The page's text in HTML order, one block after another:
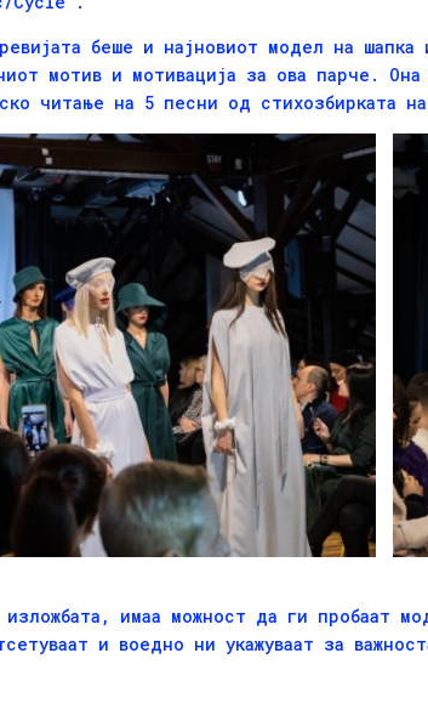
беше и најновиот модел на
мотив и мотивација за ова парче.
читање на 5 песни од стихозбирката
имаа можност да ги пробаат
и воедно ни укажуваат за